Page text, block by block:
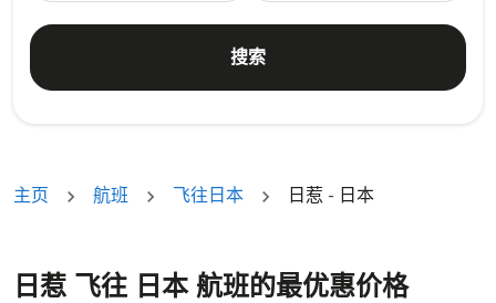
搜索
主页 航班 飞往日本 日惹 - 日本
日惹 飞往 日本 航班的最优惠价格